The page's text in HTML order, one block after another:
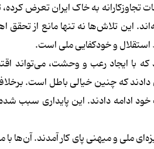
به خاک ایران تعرض
این تلاش‌ها نه تنها مانع از
و خودکفایی ملی است.
ایجاد رعب و وحشت، می‌تواند
دادند که چنین خیالی باطل است.
ادامه دادند. این پایداری سبب
ملی و میهنی پای کار آمدند. آن‌ها